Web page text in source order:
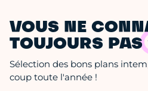
VOUS NE
TOUJOURS PAS
Sélection des bons plans
coup toute l'année !